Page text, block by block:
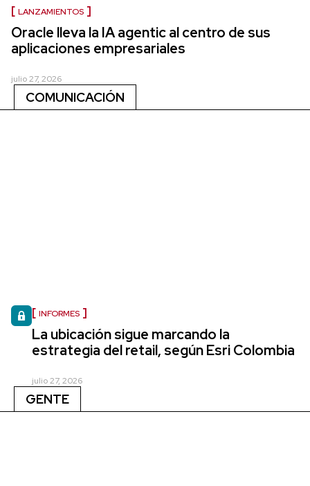
LANZAMIENTOS
Oracle lleva la IA agentic al centro de sus
aplicaciones empresariales
julio 27, 2026
COMUNICACIÓN
INFORMES
La ubicación sigue marcando la
estrategia del retail, según Esri Colombia
julio 27, 2026
GENTE